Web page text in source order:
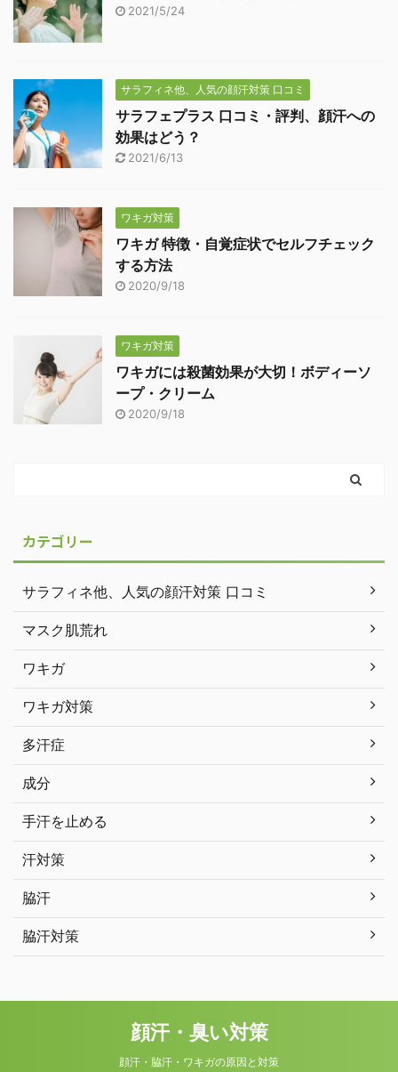
2021/5/24
サラフィネ他、人気の顔汗対策 口コミ
サラフェプラス 口コミ・評判、顔汗への
効果はどう？
2021/6/13
ワキガ対策
ワキガ 特徴・自覚症状でセルフチェック
する方法
2020/9/18
ワキガ対策
ワキガには殺菌効果が大切！ボディーソ
ープ・クリーム
2020/9/18
カテゴリー
サラフィネ他、人気の顔汗対策 口コミ
マスク肌荒れ
ワキガ
ワキガ対策
多汗症
成分
手汗を止める
汗対策
脇汗
脇汗対策
顔汗・臭い対策
顔汗・脇汗・ワキガの原因と対策